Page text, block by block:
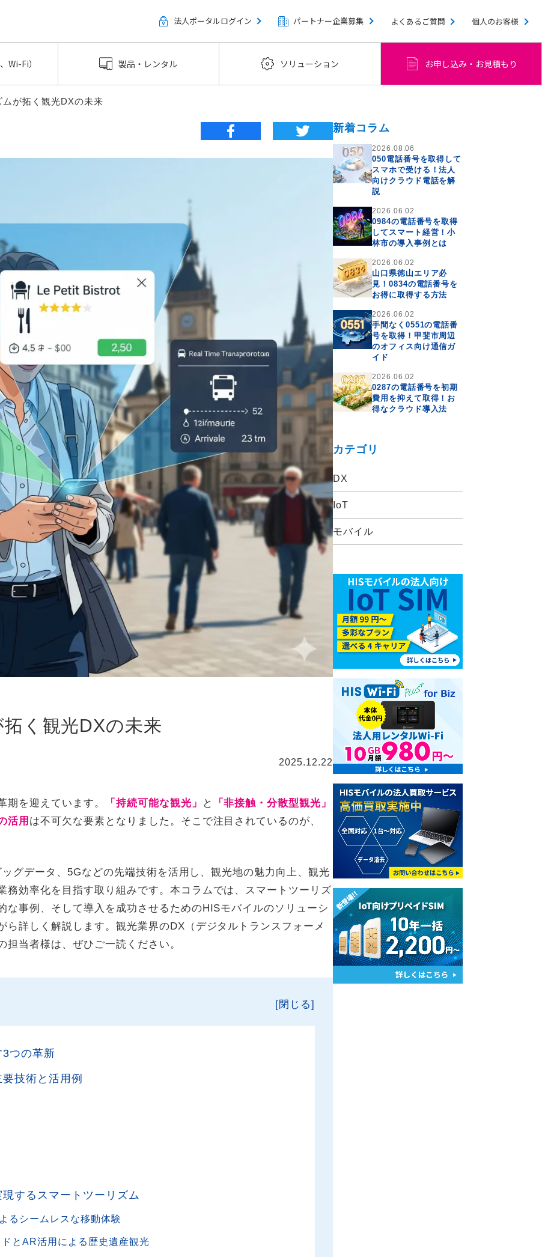
法人ポータルログイン パートナー企業募集 よくあるご質問 個人のお客様
Wi-Fi） 製品・レンタル ソリューション お申し込み・お見積もり
ムが拓く観光DXの未来
く観光DXの未来
2025.12.22
期を迎えています。 「持続可能な観光」 と
「非接触・分散型観光」
活用 は不可欠な要素となりました。そこで注目されているのが、
グデータ、5Gなどの先端技術を活用し、観光地の魅力向上、観光
務効率化を目指す取り組みです。本コラムでは、スマートツーリズ
な事例、そして導入を成功させるためのHISモバイルのソリューシ
ら詳しく解説します。観光業界のDX（デジタルトランスフォーメ
当者様は、ぜひご一読ください。
[閉じる]
つの革新
技術と活用例
現するスマートツーリズム
るシームレスな移動体験
とAR活用による歴史遺産観光
新着コラム
2026.08.06
050電話番号を取得して
スマホで受ける！法人
向けクラウド電話を解
説
2026.06.02
0984の電話番号を取得
してスマート経営！小
林市の導入事例とは
2026.06.02
山口県徳山エリア必
見！0834の電話番号を
お得に取得する方法
2026.06.02
手間なく0551の電話番
号を取得！甲斐市周辺
のオフィス向け通信ガ
イド
2026.06.02
0287の電話番号を初期
費用を抑えて取得！お
得なクラウド導入法
カテゴリ
DX
IoT
モバイル